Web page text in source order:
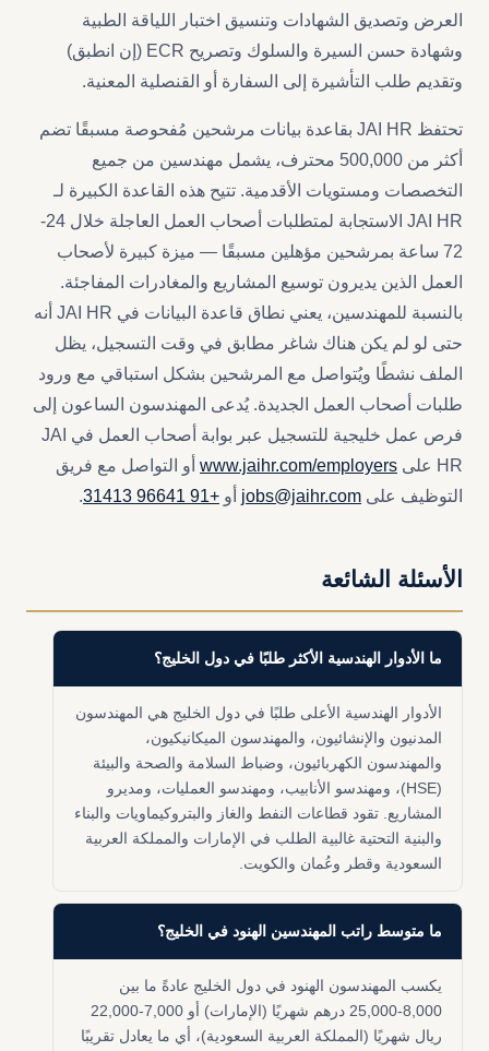
العرض وتصديق الشهادات وتنسيق اختبار اللياقة الطبية
وشهادة حسن السيرة والسلوك وتصريح ECR (إن انطبق)
وتقديم طلب التأشيرة إلى السفارة أو القنصلية المعنية.
تحتفظ JAI HR بقاعدة بيانات مرشحين مُفحوصة مسبقًا تضم
أكثر من 500,000 محترف، يشمل مهندسين من جميع
التخصصات ومستويات الأقدمية. تتيح هذه القاعدة الكبيرة لـ
JAI HR الاستجابة لمتطلبات أصحاب العمل العاجلة خلال 24-
72 ساعة بمرشحين مؤهلين مسبقًا — ميزة كبيرة لأصحاب
العمل الذين يديرون توسيع المشاريع والمغادرات المفاجئة.
بالنسبة للمهندسين، يعني نطاق قاعدة البيانات في JAI HR أنه
حتى لو لم يكن هناك شاغر مطابق في وقت التسجيل، يظل
الملف نشطًا ويُتواصل مع المرشحين بشكل استباقي مع ورود
طلبات أصحاب العمل الجديدة. يُدعى المهندسون الساعون إلى
فرص عمل خليجية للتسجيل عبر بوابة أصحاب العمل في JAI
HR على
www.jaihr.com/employers أو التواصل مع فريق
التوظيف على jobs@jaihr.com أو +91 96641 31413
.
الأسئلة الشائعة
ما الأدوار الهندسية الأكثر طلبًا في دول الخليج؟
الأدوار الهندسية الأعلى طلبًا في دول الخليج هي المهندسون
المدنيون والإنشائيون، والمهندسون الميكانيكيون،
والمهندسون الكهربائيون، وضباط السلامة والصحة والبيئة
(HSE)، ومهندسو الأنابيب، ومهندسو العمليات، ومديرو
المشاريع. تقود قطاعات النفط والغاز والبتروكيماويات والبناء
والبنية التحتية غالبية الطلب في الإمارات والمملكة العربية
السعودية وقطر وعُمان والكويت.
ما متوسط راتب المهندسين الهنود في الخليج؟
يكسب المهندسون الهنود في دول الخليج عادةً ما بين
8,000-25,000 درهم شهريًا (الإمارات) أو 7,000-22,000
ريال شهريًا (المملكة العربية السعودية)، أي ما يعادل تقريبًا